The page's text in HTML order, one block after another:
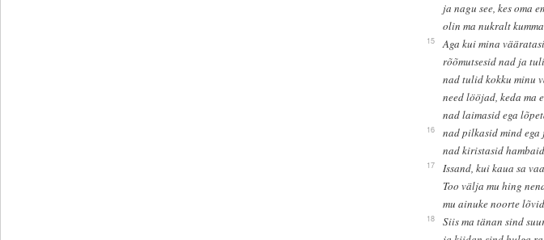
ja nagu see, kes oma
olin ma nukralt
15
Aga kui mina
rõõmutsesid nad ja
nad tulid kokku minu
need lööjad, keda ma
nad laimasid ega
16
nad pilkasid mind ega
nad kiristasid
17
Issand, kui kaua sa
Too välja mu hing
mu ainuke noorte
18
Siis ma tänan sind